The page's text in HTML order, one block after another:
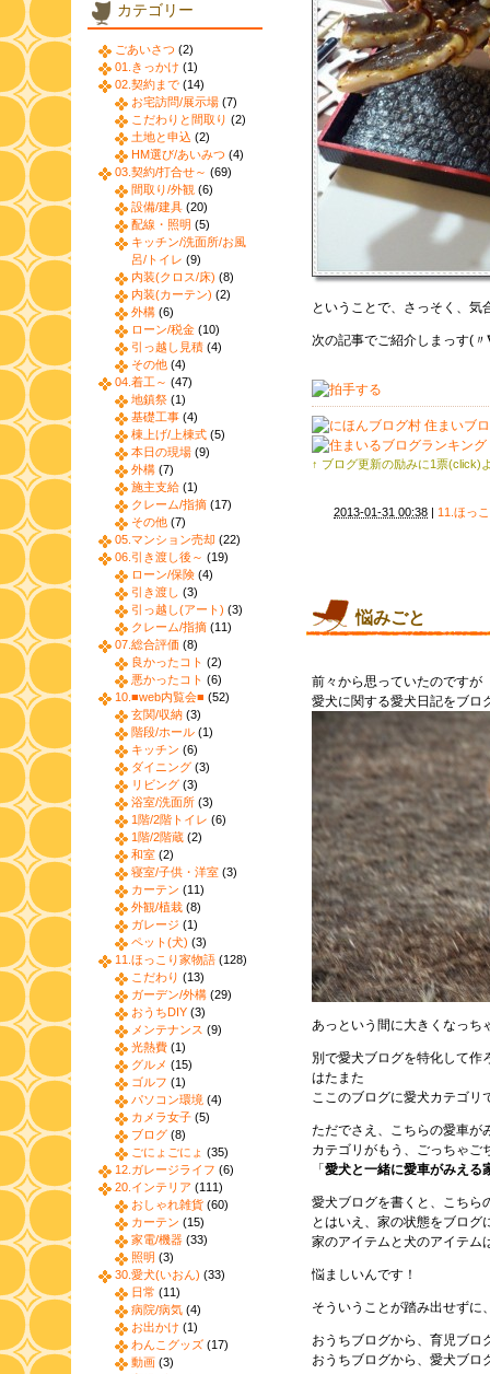
ということで、さっそく、気
次の記事でご紹介しまっす(
↑ ブログ更新の励みに1票(click)
2013-01-31 00:38 | 11.ほっ
悩みごと
前々から思っていたのですが
愛犬に関する愛犬日記をブロ
あっという間に大きくなっち
別で愛犬ブログを特化して作
はたまた
ここのブログに愛犬カテゴリ
ただでさえ、こちらの愛車が
カテゴリがもう、ごっちゃご
「 愛犬と一緒に愛車がみえる
愛犬ブログを書くと、こちら
とはいえ、家の状態をブログ
家のアイテムと犬のアイテム
悩ましいんです！
そういうことが踏み出せずに
おうちブログから、育児ブロ
おうちブログから、愛犬ブロ
カテゴリー
ごあいさつ (2)
01.きっかけ (1)
02.契約まで (14)
お宅訪問/展示場 (7)
こだわりと間取り (2)
土地と申込 (2)
HM選び/あいみつ (4)
03.契約/打合せ～ (69)
間取り/外観 (6)
設備/建具 (20)
配線・照明 (5)
キッチン/洗面所/お風
呂/トイレ (9)
内装(クロス/床) (8)
内装(カーテン) (2)
外構 (6)
ローン/税金 (10)
引っ越し見積 (4)
その他 (4)
04.着工～ (47)
地鎮祭 (1)
基礎工事 (4)
棟上げ/上棟式 (5)
本日の現場 (9)
外構 (7)
施主支給 (1)
クレーム/指摘 (17)
その他 (7)
05.マンション売却 (22)
06.引き渡し後～ (19)
ローン/保険 (4)
引き渡し (3)
引っ越し(アート) (3)
クレーム/指摘 (11)
07.総合評価 (8)
良かったコト (2)
悪かったコト (6)
10.■web内覧会■ (52)
玄関/収納 (3)
階段/ホール (1)
キッチン (6)
ダイニング (3)
リビング (3)
浴室/洗面所 (3)
1階/2階トイレ (6)
1階/2階蔵 (2)
和室 (2)
寝室/子供・洋室 (3)
カーテン (11)
外観/植栽 (8)
ガレージ (1)
ペット(犬) (3)
11.ほっこり家物語 (128)
こだわり (13)
ガーデン/外構 (29)
おうちDIY (3)
メンテナンス (9)
光熱費 (1)
グルメ (15)
ゴルフ (1)
パソコン環境 (4)
カメラ女子 (5)
ブログ (8)
ごにょごにょ (35)
12.ガレージライフ (6)
20.インテリア (111)
おしゃれ雑貨 (60)
カーテン (15)
家電/機器 (33)
照明 (3)
30.愛犬(いおん) (33)
日常 (11)
病院/病気 (4)
お出かけ (1)
わんこグッズ (17)
動画 (3)